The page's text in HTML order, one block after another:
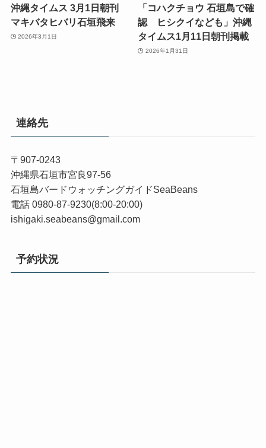
沖縄タイムス 3月1日朝刊
マキバタヒバリ石垣飛来
2026年3月1日
「コハクチョウ 石垣島で確
認 ヒシクイなども」沖縄
タイムス1月11日朝刊掲載
2026年1月31日
連絡先
〒907-0243
沖縄県石垣市宮良97-56
石垣島バードウォッチングガイドSeaBeans
電話 0980-87-9230(8:00-20:00)
ishigaki.seabeans@gmail.com
予約状況